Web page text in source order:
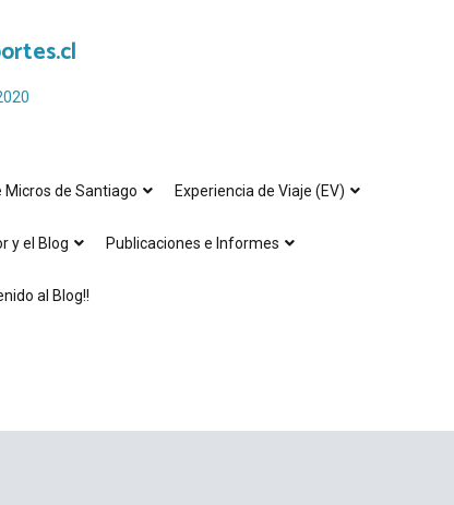
Micros de Santiago Experiencia de Viaje (EV)
y el Blog Publicaciones e Informes
al Blog!!